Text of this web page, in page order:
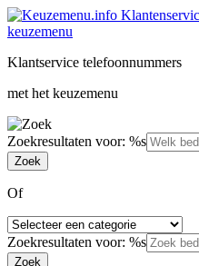
Klantservice telefoonnummers
met het keuzemenu
Zoekresultaten voor: %s
Of
Zoekresultaten voor: %s